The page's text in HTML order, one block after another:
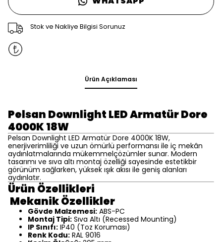
Stok ve Nakliye Bilgisi Sorunuz
Ürün Açıklaması
Pelsan Downlight LED Armatür Dore
4000K 18W
Pelsan Downlight LED Armatür Dore 4000K 18W,
enerjiverimliliği ve uzun ömürlü performansı ile iç mekân
aydınlatmalarında mükemmelçözümler sunar. Modern
tasarımı ve sıva altı montaj özelliği sayesinde estetikbir
görünüm sağlarken, yüksek ışık akısı ile geniş alanları
aydınlatır.
Ürün Özellikleri
Mekanik Özellikler
Gövde Malzemesi: ABS-PC
Montaj Tipi: Sıva Altı (Recessed Mounting)
IP Sınıfı: IP40 (Toz Koruması)
Renk Kodu: RAL 9016